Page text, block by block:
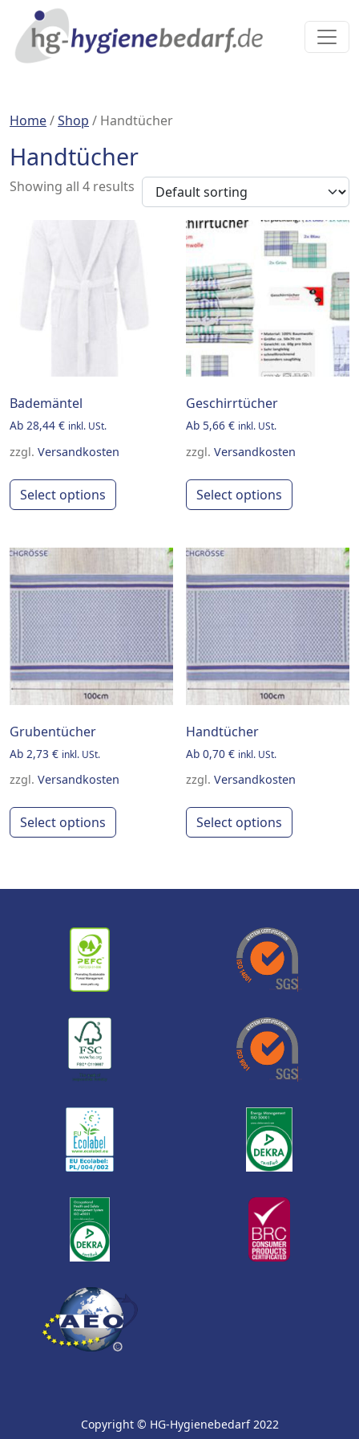
Home/Shop / Handtücher
Handtücher
Showing all 4 results
Bademäntel
Ab 28,44 € inkl. USt.
zzgl. Versandkosten
Select options
This product has multiple variants.
Geschirrtücher
Ab5,66€ inkl. USt.
zzgl.Versandkosten
Select options
Grubentücher
Ab 2,73 € inkl. USt.
zzgl. Versandkosten
Select options
This product has multiple variants.
Handtücher
Ab0,70€ inkl. USt.
zzgl.Versandkosten
Select options
Copyright © HG-Hygienebedarf 2022